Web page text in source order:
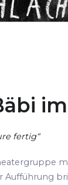
fertig“
Aufführung